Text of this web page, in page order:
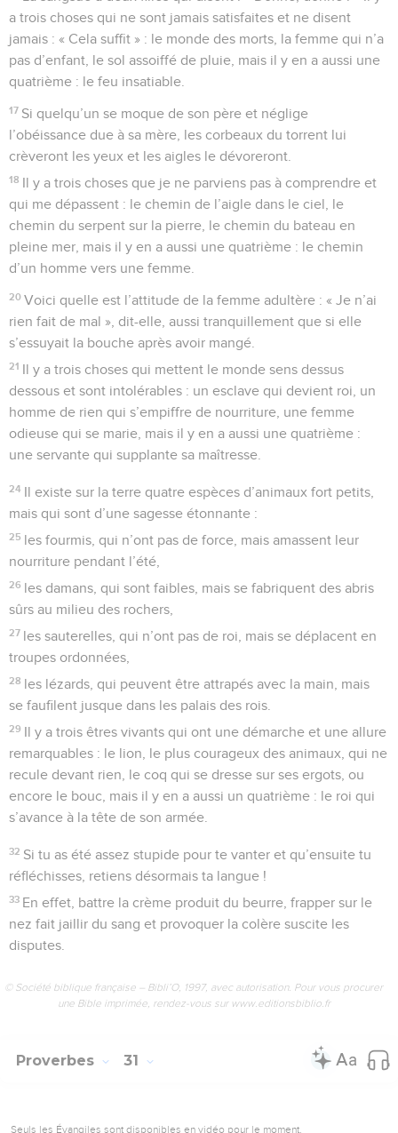
a trois choses qui ne sont jamais satisfaites et ne disent
jamais : « Cela suffit » : le monde des morts, la femme qui n’a
pas d’enfant, le sol assoiffé de pluie, mais il y en a aussi une
quatrième : le feu insatiable.
17 Si quelqu’un se moque de son père et néglige
l’obéissance due à sa mère, les corbeaux du torrent lui
crèveront les yeux et les aigles le dévoreront.
18 Il y a trois choses que je ne parviens pas à comprendre et
qui me dépassent : le chemin de l’aigle dans le ciel, le
chemin du serpent sur la pierre, le chemin du bateau en
pleine mer, mais il y en a aussi une quatrième : le chemin
d’un homme vers une femme.
20 Voici quelle est l’attitude de la femme adultère : « Je n’ai
rien fait de mal », dit-elle, aussi tranquillement que si elle
s’essuyait la bouche après avoir mangé.
21 Il y a trois choses qui mettent le monde sens dessus
dessous et sont intolérables : un esclave qui devient roi, un
homme de rien qui s’empiffre de nourriture, une femme
odieuse qui se marie, mais il y en a aussi une quatrième :
une servante qui supplante sa maîtresse.
24 Il existe sur la terre quatre espèces d’animaux fort petits,
mais qui sont d’une sagesse étonnante :
25 les fourmis, qui n’ont pas de force, mais amassent leur
nourriture pendant l’été,
26 les damans, qui sont faibles, mais se fabriquent des abris
sûrs au milieu des rochers,
27 les sauterelles, qui n’ont pas de roi, mais se déplacent en
troupes ordonnées,
28 les lézards, qui peuvent être attrapés avec la main, mais
se faufilent jusque dans les palais des rois.
29 Il y a trois êtres vivants qui ont une démarche et une allure
remarquables : le lion, le plus courageux des animaux, qui ne
recule devant rien, le coq qui se dresse sur ses ergots, ou
encore le bouc, mais il y en a aussi un quatrième : le roi qui
s’avance à la tête de son armée.
32 Si tu as été assez stupide pour te vanter et qu’ensuite tu
réfléchisses, retiens désormais ta langue !
33 En effet, battre la crème produit du beurre, frapper sur le
nez fait jaillir du sang et provoquer la colère suscite les
disputes.
© Société biblique française – Bibli’O, 1997, avec autorisation. Pour vous procurer
une Bible imprimée, rendez-vous sur www.editionsbiblio.fr
Proverbes 31
Seuls les Évangiles sont disponibles en vidéo pour le moment.